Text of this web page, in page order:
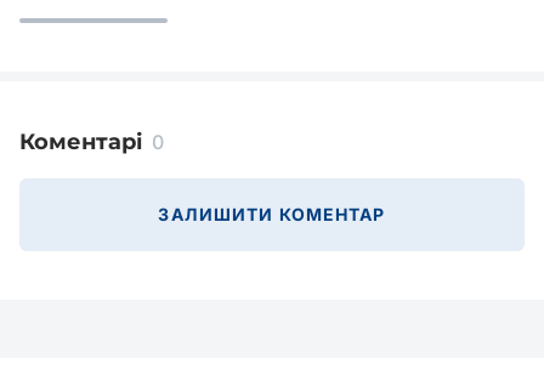
Коментарі 0
ЗАЛИШИТИ КОМЕНТАР